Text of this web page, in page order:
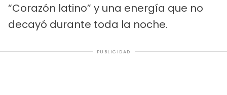
“Corazón latino” y una energía que no
decayó durante toda la noche.
PUBLICIDAD